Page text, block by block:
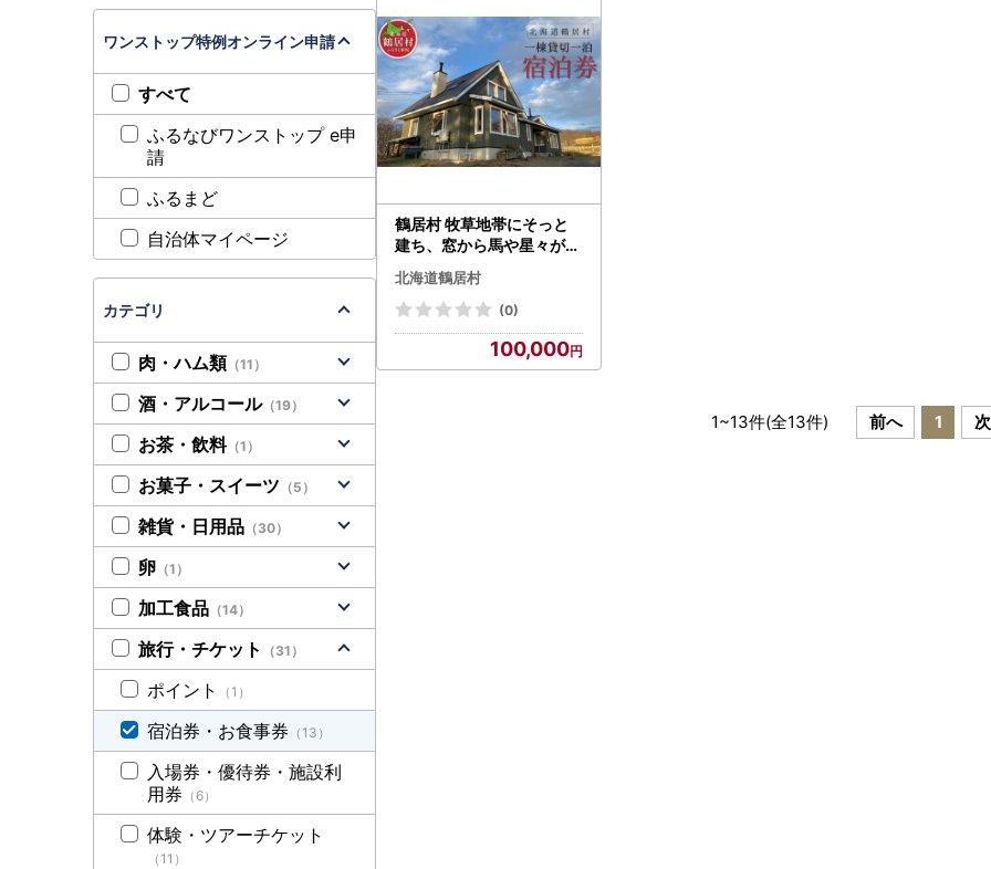
鶴居村 牧草地帯にそっと
建ち、窓から馬や星々が見
える一棟貸切の北欧住宅の
コテージ。一棟一泊宿泊券
(4名まで)（宿泊 宿 2食付
き 馬 ウマ うま 釧路の隣 釧
路空港 から近い 北海道 観
光 トラベル ホテル 旅行 宿
北海道鶴居村
(0)
100,000
1~13件(全13件) 前へ 1
ワンストップ特例オンライン申請
すべて
ふるなびワンストップ e申
請
ふるまど
自治体マイページ
カテゴリ
肉・ハム類 （11）
酒・アルコール（19）
お茶・飲料（1）
お菓子・スイーツ （5）
雑貨・日用品 （30）
卵 （1）
加工食品 （14）
旅行・チケット （31）
ポイント （1）
宿泊券・お食事券 （13）
入場券・優待券・施設利
用券 （6）
体験・ツアーチケット
（11）